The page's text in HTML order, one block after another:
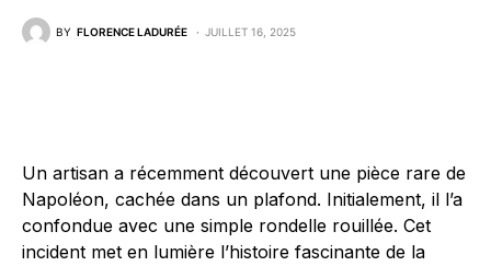
BY FLORENCE LADURÉE JUILLET 16, 2025
Un artisan a récemment découvert une pièce rare de
Napoléon, cachée dans un plafond. Initialement, il l’a
confondue avec une simple rondelle rouillée. Cet
incident met en lumière l’histoire fascinante de la